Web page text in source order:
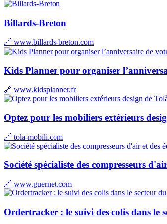
Billards-Breton
🔗 www.billards-breton.com
Kids Planner pour organiser
🔗 www.kidsplanner.fr
Optez pour les mobiliers extérieurs
🔗 tola-mobili.com
Société spécialiste des compresseurs
🔗 www.guernet.com
Ordertracker : le suivi des colis dans le